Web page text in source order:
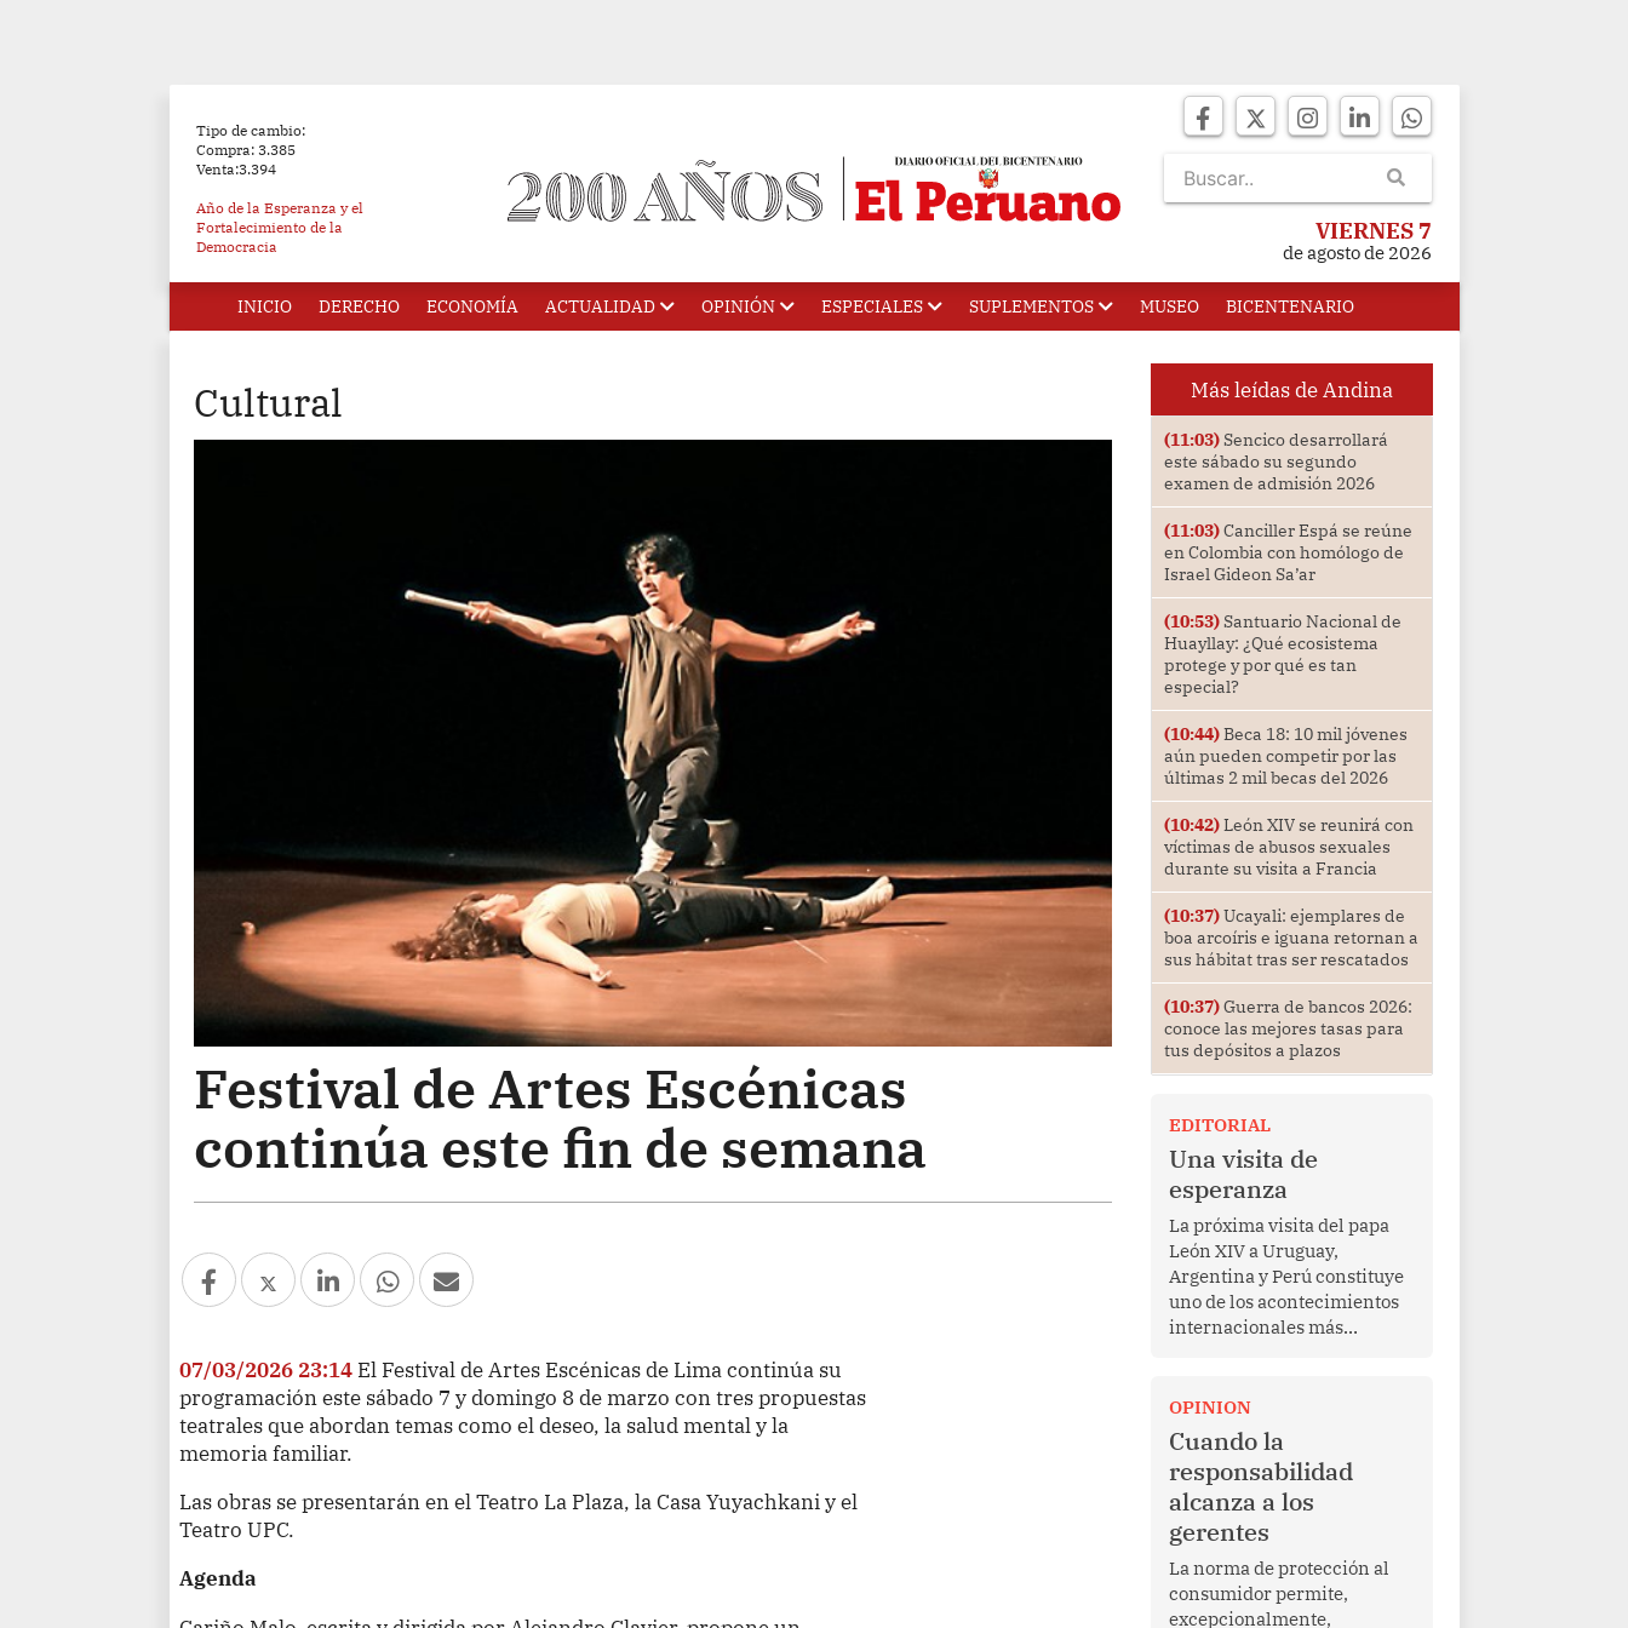
Tipo de cambio:
Compra: 3.385
Venta:3.394
Año de la Esperanza y el
Fortalecimiento de la
Democracia
VIERNES 7
de agosto de 2026
INICIO DERECHO ECONOMÍA ACTUALIDAD OPINIÓN ESPECIALES SUPLEMENTOS MUSEO BICENTENARIO
Cultural
Festival de Artes Escénicas
continúa este fin de semana
07/03/2026 23:14 El Festival de Artes Escénicas de Lima continúa su
programación este sábado 7 y domingo 8 de marzo con tres propuestas
teatrales que abordan temas como el deseo, la salud mental y la
memoria familiar.
Las obras se presentarán en el Teatro La Plaza, la Casa Yuyachkani y el
Teatro UPC.
Agenda
Más leídas de Andina
(11:03)Sencico desarrollará
este sábado su segundo
examen de admisión 2026
(11:03)Canciller Espá se reúne
en Colombia con homólogo de
Israel Gideon Sa’ar
(10:53)Santuario Nacional de
Huayllay: ¿Qué ecosistema
protege y por qué es tan
especial?
(10:44)Beca 18: 10 mil jóvenes
aún pueden competir por las
últimas 2 mil becas del 2026
(10:42)León XIV se reunirá con
víctimas de abusos sexuales
durante su visita a Francia
(10:37)Ucayali: ejemplares de
boa arcoíris e iguana retornan a
sus hábitat tras ser rescatados
(10:37)Guerra de bancos 2026:
conoce las mejores tasas para
tus depósitos a plazos
EDITORIAL
Una visita de
esperanza
La próxima visita del papa
León XIV a Uruguay,
Argentina y Perú constituye
uno de los acontecimientos
internacionales más
Más allá de su dimensión
religiosa, esta gira
representa una oportunidad
para reafirmar el valor del
diálogo, fortalecer los
vínculos entre los pueblos y
proyectar una imagen de
cooperación en una región
que enfrenta desafíos en
OPINION
Cuando la
responsabilidad
alcanza a los
gerentes
La norma de protección al
consumidor permite,
excepcionalmente,